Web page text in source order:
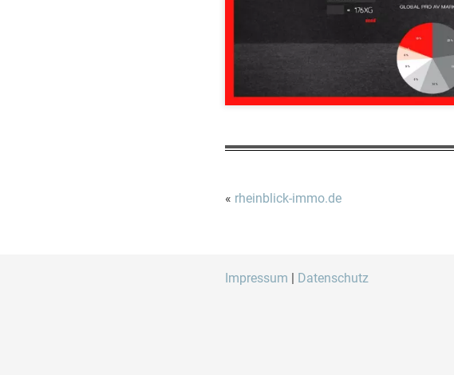
« rheinblick-immo.de
Impressum | Datenschutz